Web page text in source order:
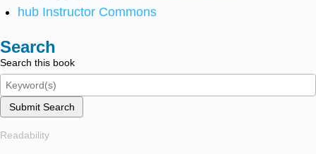
hub Instructor Commons
Search
Search this book
Submit Search
Readability